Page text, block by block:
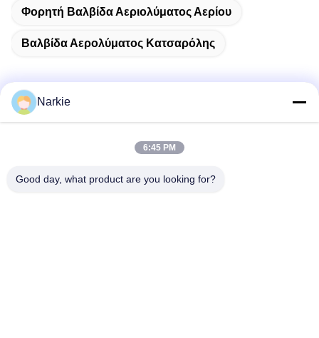
Φορητή Βαλβίδα Αεριολύματος Αερίου
Βαλβίδα Αερολύματος Κατσαρόλης
Οδός Yingbin αριθ. 100, ζώνη οικονομικής και τεχνολογικής
Narkie
6:45 PM
Good day, what product are you looking for?